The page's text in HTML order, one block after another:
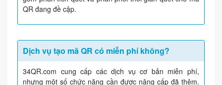
QR đang đề cập.
Dịch vụ tạo mã QR có miễn phí không?
34QR.com cung cấp các dịch vụ cơ bản miễn phí,
nhưng một số chức năng cần được nâng cấp đã thêm.